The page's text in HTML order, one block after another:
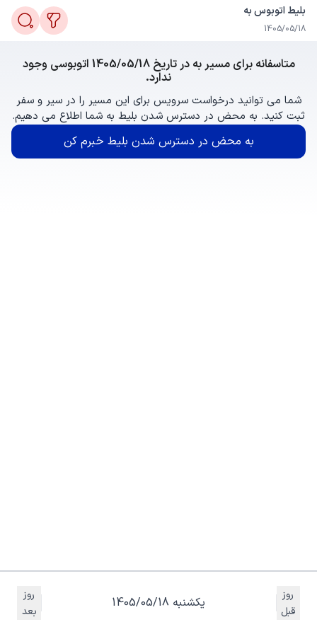
بلیط اتوبوس به
1405/05/18
متاسفانه برای مسیر به در تاریخ 1405/05/18 اتوبوسی وجود
ندارد.
شما می توانید درخواست سرویس برای این مسیر را در سیر و سفر
ثبت کنید. به محض در دسترس شدن بلیط به شما اطلاع می دهیم.
به محض در دسترس شدن بلیط خبرم کن
روز
قبل
یکشنبه 1405/05/18
روز
بعد